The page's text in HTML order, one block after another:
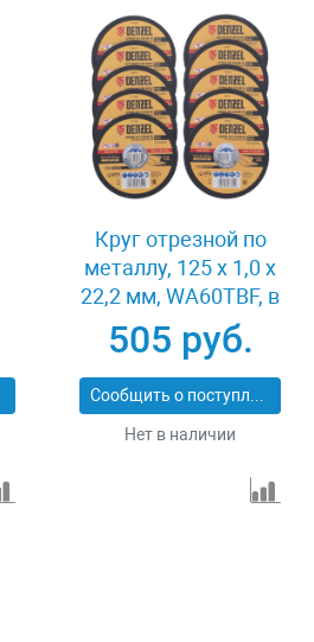
Круг отрезной по
металлу, 125 х 1,0 х
22,2 мм, WA60TBF, в
метал.банке, 10 шт.
Denzel 737610
505 руб.
Сообщить о поступлении
Нет в наличии